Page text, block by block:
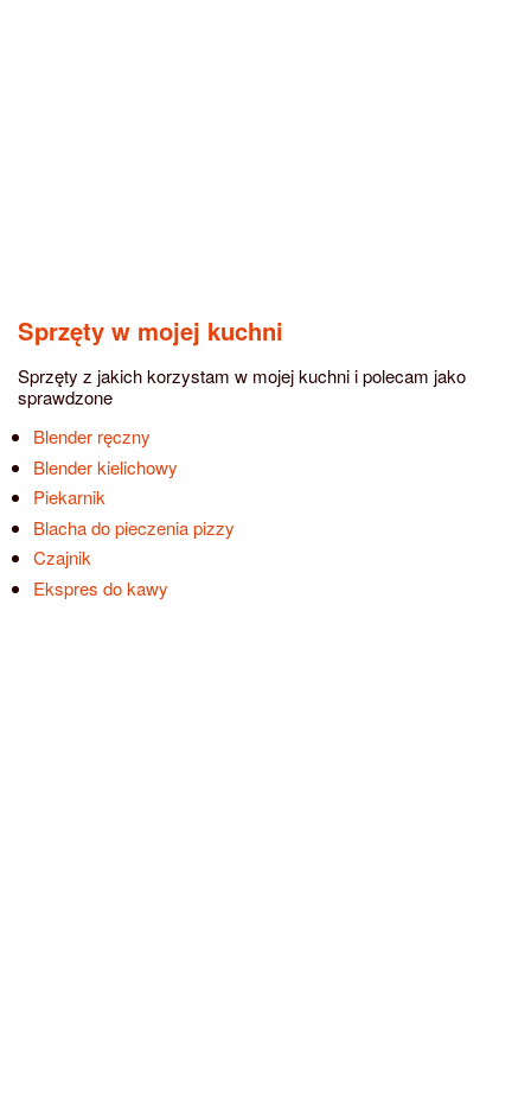
Sprzęty w mojej kuchni
Sprzęty z jakich korzystam w mojej kuchni i polecam jako
sprawdzone
Blender ręczny
Blender kielichowy
Piekarnik
Blacha do pieczenia pizzy
Czajnik
Ekspres do kawy